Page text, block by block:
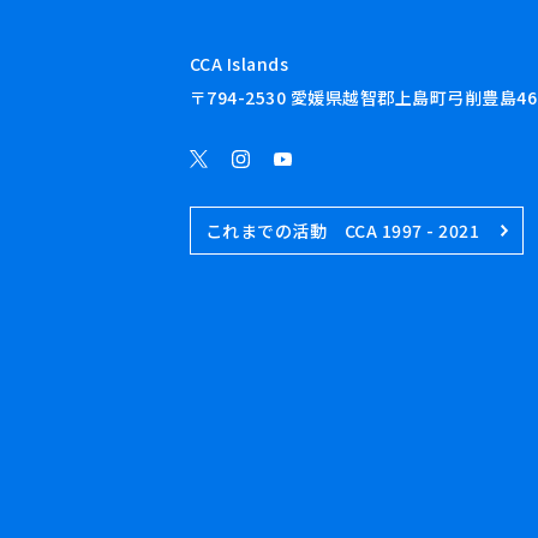
CCA Islands
〒794-2530 愛媛県越智郡上島町弓削豊島46
これまでの活動 CCA 1997 - 2021